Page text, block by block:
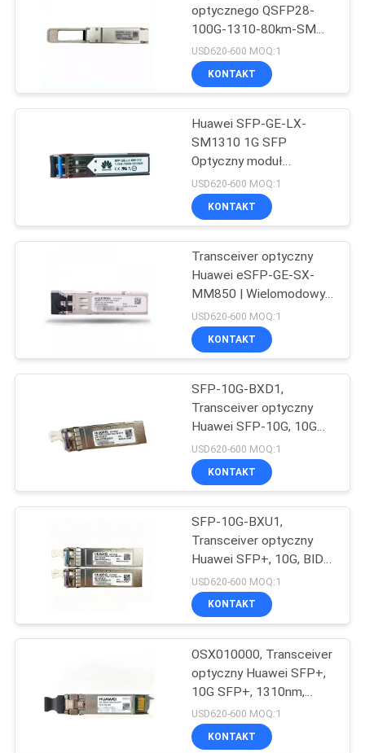
NOWOŚCI
SPRAWY
PRYWATNOŚCI
Sterowanie
przemysłowe PLC
Moduł Huawei SFP
302
Przełącznik Ethernet
Przełączniki
sieciowe Huawei
optycznego QSFP28-
100G-1310-80km-SM
100G QSFP28 dla włókna
jednowarunkowego o
długości 80 km
USD620-600 MOQ:1
KONTAKT
Huawei SFP-GE-LX-
SM1310 1G SFP
Optyczny moduł
nadawczo-odbiorczy
1310nm 10km LC SMF
USD620-600 MOQ:1
KONTAKT
Transceiver optyczny
Huawei eSFP-GE-SX-
MM850 | Wielomodowy
moduł SFP 1G 850nm LC
do sieci korporacyjnych
USD620-600 MOQ:1
KONTAKT
SFP-10G-BXD1,
Transceiver optyczny
Huawei SFP-10G, 10G
SFP+, BIDI
TX1330/RX1270, 10km
SM
USD620-600 MOQ:1
KONTAKT
SFP-10G-BXU1,
Transceiver optyczny
Huawei SFP+, 10G, BIDI,
10km
USD620-600 MOQ:1
KONTAKT
OSX010000, Transceiver
optyczny Huawei SFP+,
10G SFP+, 1310nm,
10km
USD620-600 MOQ:1
KONTAKT